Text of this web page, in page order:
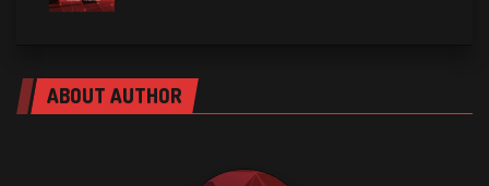
ABOUT AUTHOR